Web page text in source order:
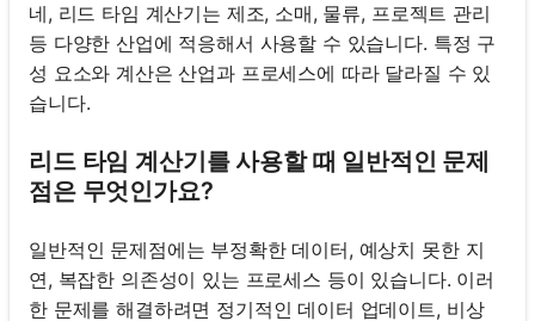
네, 리드 타임 계산기는 제조, 소매, 물류, 프로젝트 관리
등 다양한 산업에 적응해서 사용할 수 있습니다. 특정 구
성 요소와 계산은 산업과 프로세스에 따라 달라질 수 있
습니다.
리드 타임 계산기를 사용할 때 일반적인 문제
점은 무엇인가요?
일반적인 문제점에는 부정확한 데이터, 예상치 못한 지
연, 복잡한 의존성이 있는 프로세스 등이 있습니다. 이러
한 문제를 해결하려면 정기적인 데이터 업데이트, 비상